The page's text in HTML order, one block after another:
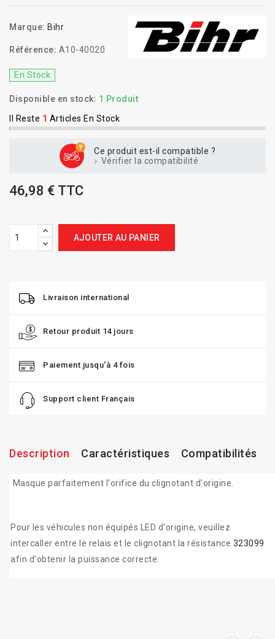
Marque: Bihr
Référence: A10-40020
En Stock
Disponible en stock: 1 Produit
Il Reste 1 Articles En Stock
Ce produit est-il compatible ?
Vérifier la compatibilité
46,98 € TTC
AJOUTER AU PANIER
Livraison international
Retour produit 14 jours
Paiement jusqu'à 4 fois
Support client Français
Description Caractéristiques Compatibilités
Masque parfaitement l'orifice du clignotant d'origine.
Pour les véhicules non équipés LED d'origine, veuillez
intercaller entre le relais et le clignotant la résistance 323099
afin d'obtenir la puissance correcte.